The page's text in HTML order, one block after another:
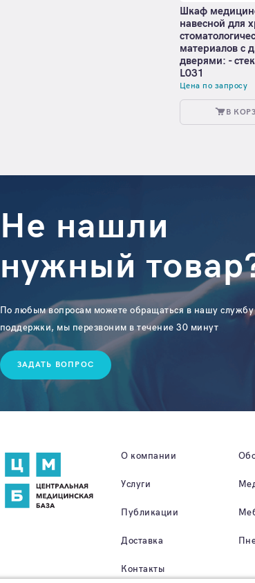
Шкаф
навесной для
материалов с
дверями: -
L031
Цена по запросу
В
Не нашли
нужный
По любым вопросам можете обращаться в нашу службу
поддержки, мы перезвоним в течение 30 минут
ЗАДАТЬ ВОПРОС
О компании
Услуги
Публикации
Доставка
Контакты